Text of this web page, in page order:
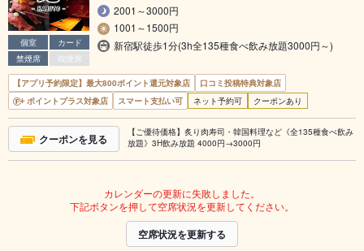
個室
カード
禁煙席
喫煙席
2001～3000円
1001～1500円
新宿駅徒歩1分(3h全135種食べ飲み放題3000円～)
【アプリ予約限定】最大800ポイント還元対象店
口コミ投稿特典対象店
ポイントプラス対象店
スマート支払い可 ネット予約可 クーポンあり
クーポンを見る
【ご優待価格】炙り肉寿司・韓国料理など《全135種食べ飲み
放題》3H飲み放題 4000円→3000円
カレンダーの更新に失敗しました。
下記ボタンを押して空席状況を更新してください。
空席状況を更新する